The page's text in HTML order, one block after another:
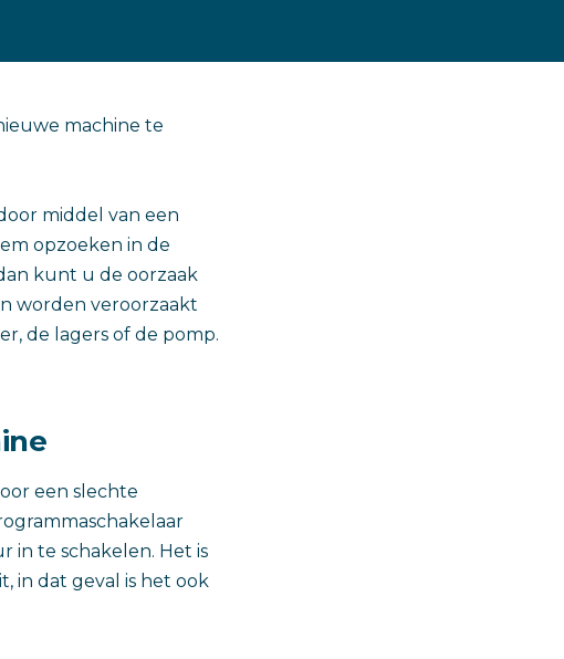
machine te
middel van een
opzoeken in de
kunt u de oorzaak
worden veroorzaakt
de lagers of de pomp.
een slechte
in te schakelen. Het is
in dat geval is het ook